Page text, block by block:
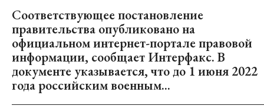
Соответствующее постановление
правительства опубликовано на
официальном интернет-портале правовой
информации, сообщает Интерфакс. В
документе указывается, что до 1 июня 2022
года российским военным...